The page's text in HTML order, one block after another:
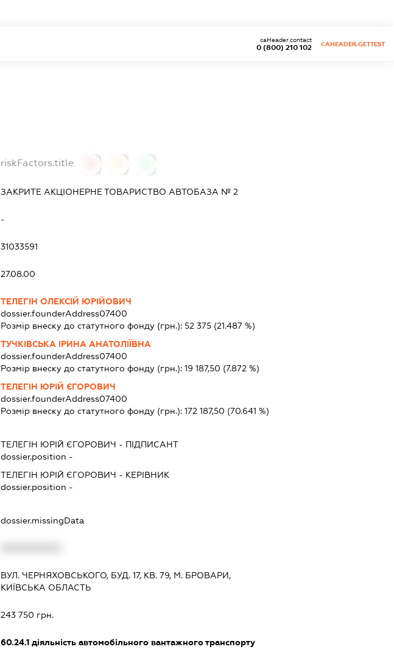
0 (800) 210 102
caHeader.contact
CAHEADER.GETTEST
riskFactors.title
ЗАКРИТЕ АКЦІОНЕРНЕ ТОВАРИСТВО АВТОБАЗА № 2
-
31033591
27.08.00
ТЕЛЕГІН ОЛЕКСІЙ ЮРІЙОВИЧ
dossier.founderAddress07400
Розмір внеску до статутного фонду (грн.): 52 375(21.487 %)
ТУЧКІВСЬКА ІРИНА АНАТОЛІЇВНА
dossier.founderAddress07400
Розмір внеску до статутного фонду (грн.): 19 187,50 (7.872 %)
ТЕЛЕГІН ЮРІЙ ЄГОРОВИЧ
dossier.founderAddress07400
Розмір внеску до статутного фонду (грн.): 172 187,50 (70.641 %)
ТЕЛЕГІН ЮРІЙ ЄГОРОВИЧ - ПІДПИСАНТ
dossier.position -
ТЕЛЕГІН ЮРІЙ ЄГОРОВИЧ - КЕРІВНИК
dossier.position -
dossier.missingData
ВУЛ. ЧЕРНЯХОВСЬКОГО, БУД. 17, КВ. 79, М. БРОВАРИ,
КИЇВСЬКА ОБЛАСТЬ
243 750 грн.
60.24.1діяльність автомобільного вантажного транспорту